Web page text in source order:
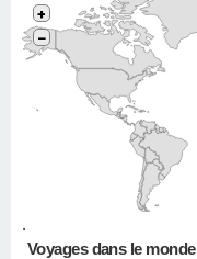
•
+
−
Voyages dans le monde